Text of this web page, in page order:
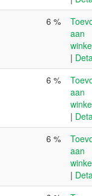
6 %
aan
|
6 %
aan
|
6 %
aan
|